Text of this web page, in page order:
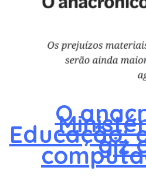
O
Educação:
giz